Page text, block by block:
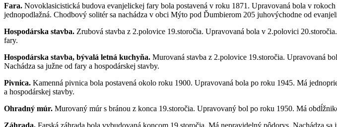
Fara. Novoklasicistická budova evanjelickej fary bola postavená v roku 1871. Upravovaná bola v
jednopodlažná. Chodbový solitér sa nachádza v obci Mýto pod Ďumbierom 205 juhovýchodne od
Hospodárska stavba. Zrubová stavba z 2.polovice 19.storočia. Upravovaná bola v 2.polovici
fary.
Hospodárska stavba, bývalá letná kuchyňa. Murovaná stavba z 2.polovice 19.storočia. Upravovaná
Nachádza sa južne od fary a hospodárskej stavby.
Pivnica. Kamenná pivnica bola postavená okolo roku 1900. Upravovaná bola po roku 1945. Má
a hospodárskej stavby.
Ohradný múr. Murovaný múr s bránou z konca 19.storočia. Upravovaný bol po roku 1950. Má
Záhrada. Farská záhrada bola vybudovaná koncom 19.storočia. Má nepravidelný pôdorys. Nachádza sa